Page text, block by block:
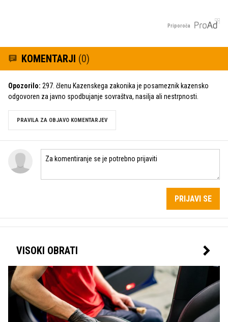
Priporoča
KOMENTARJI (0)
Opozorilo: 297. členu Kazenskega zakonika je posameznik kazensko
odgovoren za javno spodbujanje sovraštva, nasilja ali nestrpnosti.
PRAVILA ZA OBJAVO KOMENTARJEV
PRIJAVI SE
VISOKI OBRATI